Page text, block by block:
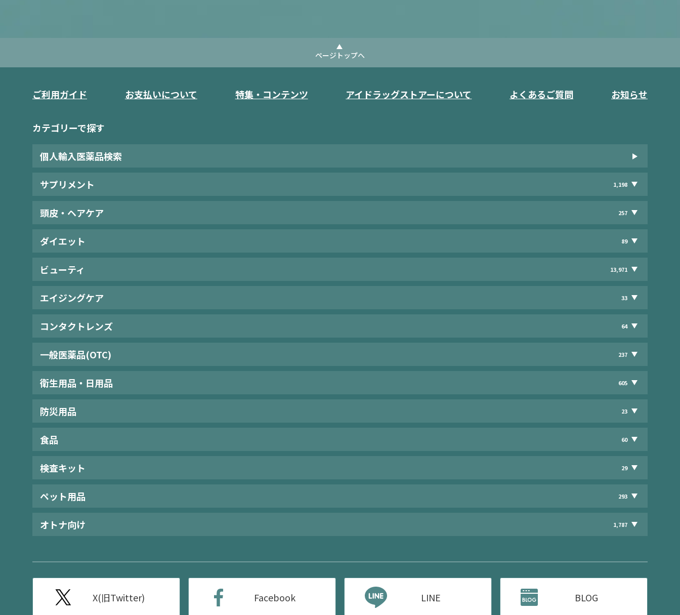
ページトップへ
ご利用ガイド お支払いについて 特集・コンテンツ アイドラッグストアーについて よくあるご質問 お知らせ
カテゴリーで探す
個人輸入医薬品検索
サプリメント 1,198
頭皮・ヘアケア 257
ダイエット 89
ビューティ 13,971
エイジングケア 33
コンタクトレンズ 64
一般医薬品(OTC) 237
衛生用品・日用品 605
防災用品 23
食品 60
検査キット 29
ペット用品 293
オトナ向け 1,787
X(旧Twitter) Facebook LINE BLOG